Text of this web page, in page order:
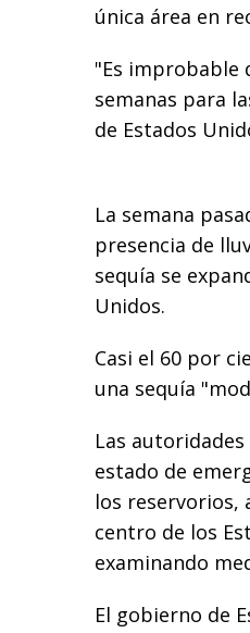
única área en
"Es improbable
semanas para
de Estados
La semana
presencia de
sequía se
Unidos.
Casi el 60 por
una sequía
Las
estado de
los reservorios,
centro de los
examinando
El gobierno de